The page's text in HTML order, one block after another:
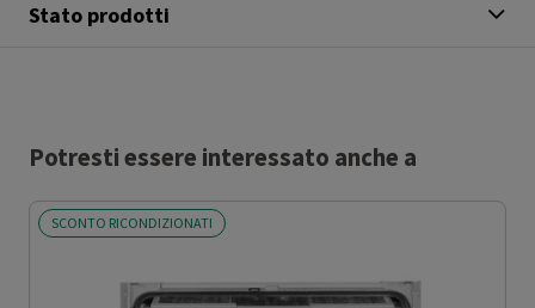
Stato prodotti
Potresti essere interessato anche a
SCONTO RICONDIZIONATI